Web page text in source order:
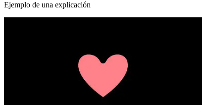
Ejemplo de una explicación